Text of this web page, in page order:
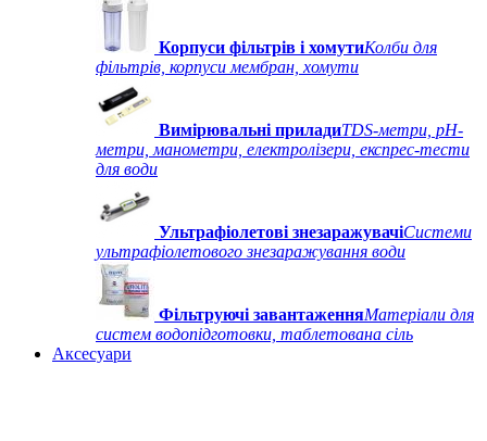
Корпуси фільтрів і хомутиКолби для
фільтрів, корпуси мембран, хомути
Вимірювальні приладиTDS-метри, рН-
метри, манометри, електролізери, експрес-тести
для води
Ультрафіолетові знезаражувачіСистеми
ультрафіолетового знезаражування води
Фільтруючі завантаженняМатеріали для
систем водопідготовки, таблетована сіль
Аксесуари